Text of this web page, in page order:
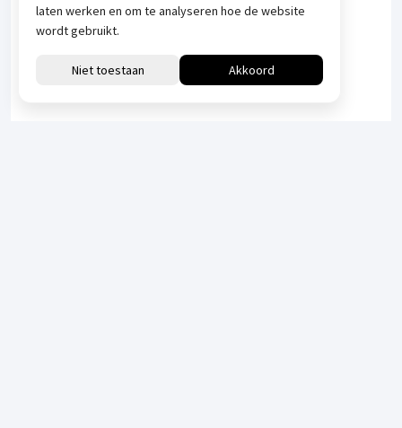
laten werken en om te analyseren hoe de website
wordt gebruikt.